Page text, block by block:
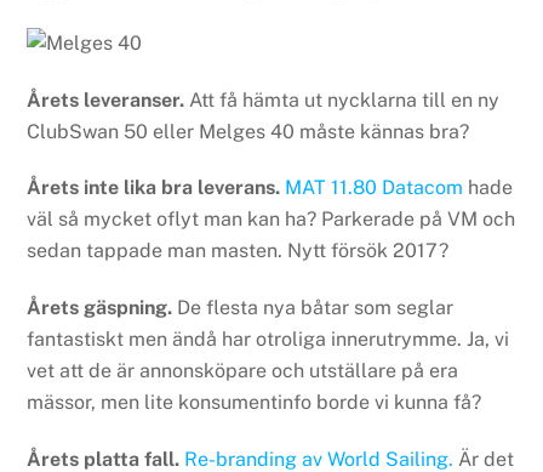
Årets leveranser. Att få hämta ut nycklarna till en ny
ClubSwan 50 eller Melges 40 måste kännas bra?
Årets inte lika bra leverans. MAT 11.80 Datacom hade
väl så mycket oflyt man kan ha? Parkerade på VM och
sedan tappade man masten. Nytt försök 2017?
Årets gäspning. De flesta nya båtar som seglar
fantastiskt men ändå har otroliga innerutrymme. Ja, vi
vet att de är annonsköpare och utställare på era
mässor, men lite konsumentinfo borde vi kunna få?
Årets platta fall. Re-branding av World Sailing. Är det